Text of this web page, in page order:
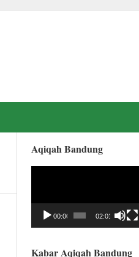
Aqiqah Bandung
00:00 02:01
Kabar Aqiqah Bandung